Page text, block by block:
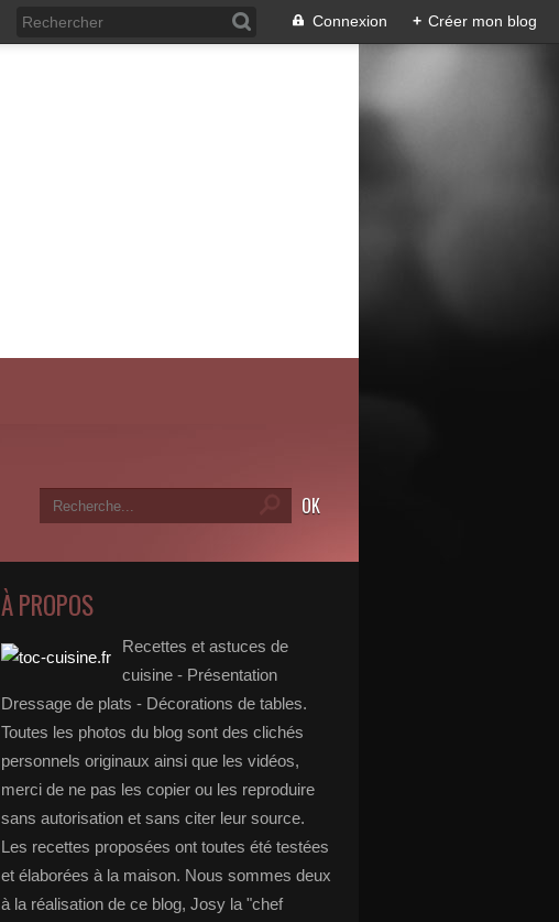
Connexion + Créer mon blog
À PROPOS
Recettes et astuces de
cuisine - Présentation
Dressage de plats - Décorations de tables.
Toutes les photos du blog sont des clichés
personnels originaux ainsi que les vidéos,
merci de ne pas les copier ou les reproduire
sans autorisation et sans citer leur source.
Les recettes proposées ont toutes été testées
et élaborées à la maison. Nous sommes deux
à la réalisation de ce blog, Josy la "chef